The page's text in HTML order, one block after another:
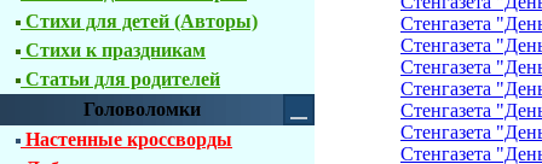
Стихи для детей (Авторы)
Стихи к праздникам
Статьи для родителей
Головоломки
Настенные кроссворды
Стенгазета
Стенгазета
Стенгазета
Стенгазета
Стенгазета
Стенгазета
Стенгазета